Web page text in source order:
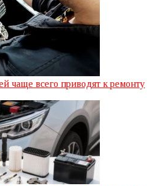
чаще всего приводят к ремонту